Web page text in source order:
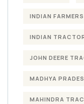
INDIAN FARMERS
INDIAN
JOHN DEERE
MADHYA
MAHINDRA